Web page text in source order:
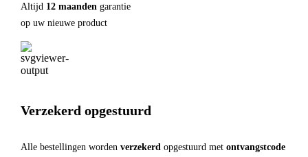
Altijd 12 maanden garantie
op uw nieuwe product
Verzekerd opgestuurd
Alle bestellingen worden verzekerd opgestuurd met ontvangstcode